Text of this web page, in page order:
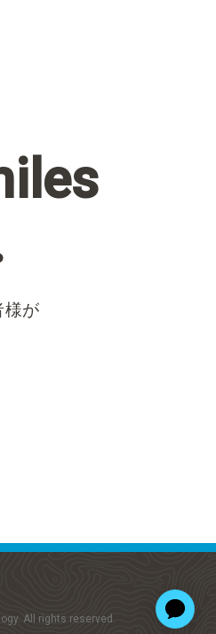
様が
All rights reserved.